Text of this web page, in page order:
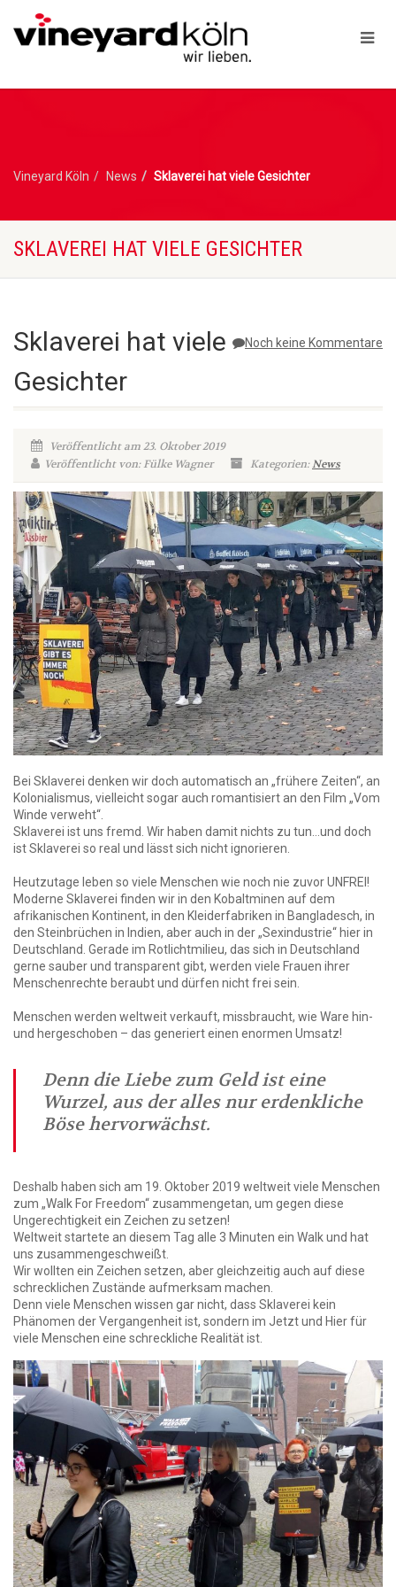
Vineyard Köln News Sklaverei hat viele Gesichter
SKLAVEREI HAT VIELE GESICHTER
Noch keine Kommentare
Sklaverei hat viele
Gesichter
Veröffentlicht am 23. Oktober 2019
Veröffentlicht von: Fülke Wagner
Kategorien:News
Bei Sklaverei denken wir doch automatisch an „frühere Zeiten“, an
Kolonialismus, vielleicht sogar auch romantisiert an den Film „Vom
Winde verweht“.
Sklaverei ist uns fremd. Wir haben damit nichts zu tun…und doch
ist Sklaverei so real und lässt sich nicht ignorieren.
Heutzutage leben so viele Menschen wie noch nie zuvor UNFREI!
Moderne Sklaverei finden wir in den Kobaltminen auf dem
afrikanischen Kontinent, in den Kleiderfabriken in Bangladesch, in
den Steinbrüchen in Indien, aber auch in der „Sexindustrie“ hier in
Deutschland. Gerade im Rotlichtmilieu, das sich in Deutschland
gerne sauber und transparent gibt, werden viele Frauen ihrer
Menschenrechte beraubt und dürfen nicht frei sein.
Menschen werden weltweit verkauft, missbraucht, wie Ware hin-
und hergeschoben – das generiert einen enormen Umsatz!
Denn die Liebe zum Geld ist eine
Wurzel, aus der alles nur erdenkliche
Böse hervorwächst.
Deshalb haben sich am 19. Oktober 2019 weltweit viele Menschen
zum „Walk For Freedom“ zusammengetan, um gegen diese
Ungerechtigkeit ein Zeichen zu setzen!
Weltweit startete an diesem Tag alle 3 Minuten ein Walk und hat
uns zusammengeschweißt.
Wir wollten ein Zeichen setzen, aber gleichzeitig auch auf diese
schrecklichen Zustände aufmerksam machen.
Denn viele Menschen wissen gar nicht, dass Sklaverei kein
Phänomen der Vergangenheit ist, sondern im Jetzt und Hier für
viele Menschen eine schreckliche Realität ist.